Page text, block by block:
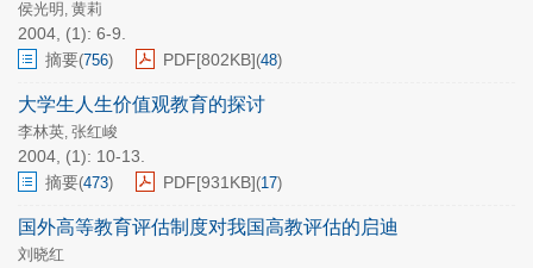
侯光明 , 黄莉
2004, (1): 6-9.
摘要(756) PDF[802KB](48)
大学生人生价值观教育的探讨
李林英, 张红峻
2004, (1): 10-13.
摘要(473) PDF[931KB](17)
国外高等教育评估制度对我国高教评估的启迪
刘晓红